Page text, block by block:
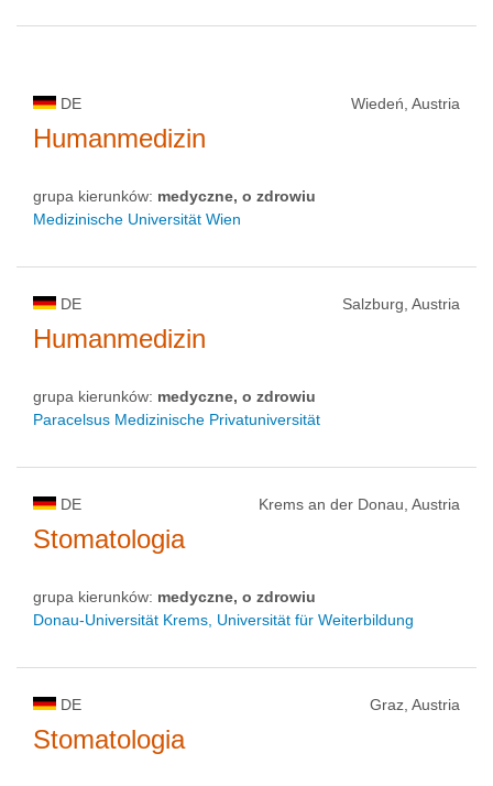
DE Wiedeń, Austria
Humanmedizin
grupa kierunków: medyczne, o zdrowiu
Medizinische Universität Wien
DE Salzburg, Austria
Humanmedizin
grupa kierunków: medyczne, o zdrowiu
Paracelsus Medizinische Privatuniversität
DE Krems an der Donau, Austria
Stomatologia
grupa kierunków: medyczne, o zdrowiu
Donau-Universität Krems, Universität für Weiterbildung
DE Graz, Austria
Stomatologia